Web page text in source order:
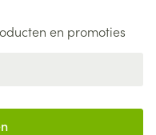
en promoties